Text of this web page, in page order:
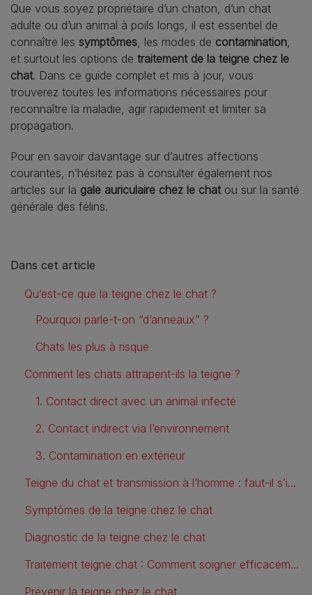
Que vous soyez propriétaire d’un chaton, d’un chat
adulte ou d’un animal à poils longs, il est essentiel de
connaître les symptômes , les modes de contamination
et surtout les options de traitement de la teigne chez le
chat. Dans ce guide complet et mis à jour, vous
trouverez toutes les informations nécessaires pour
reconnaître la maladie, agir rapidement et limiter sa
propagation.
Pour en savoir davantage sur d’autres affections
courantes, n’hésitez pas à consulter également nos
articles sur la gale auriculaire chez le chatou sur la santé
générale des félins.
Dans cet article
Qu’est-ce que la teigne chez le chat ?
Pourquoi parle-t-on “d’anneaux” ?
Chats les plus à risque
Comment les chats attrapent-ils la teigne ?
1. Contact direct avec un animal infecté
2. Contact indirect via l’environnement
3. Contamination en extérieur
Teigne du chat et transmission à l’homme : faut-il s’inquiéter ?
Symptômes de la teigne chez le chat
Diagnostic de la teigne chez le chat
Traitement teigne chat : Comment soigner efficacement votre animal ?
Prévenir la teigne chez le chat